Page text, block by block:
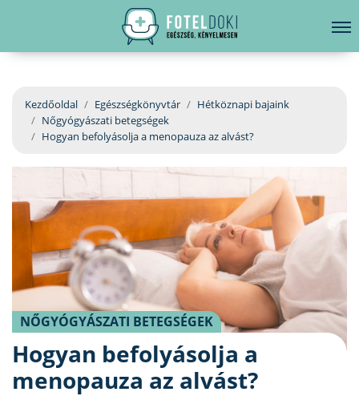
EGÉSZSÉGKÖNYVTÁR
BETEGSÉGKALAUZ
ÜGYELETKERESŐ
ORVOS VÁLASZOL
ORVOSKERESŐ
hirdetés
Kezdőoldal Egészségkönyvtár
Hétköznapi bajaink
Nőgyógyászati betegségek
Hogyan befolyásolja a menopauza az alvást?
NŐGYÓGYÁSZATI BETEGSÉGEK
Hogyan befolyásolja a
menopauza az alvást?